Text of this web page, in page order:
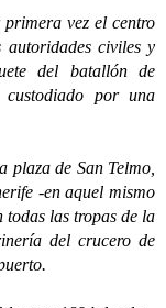
vez el centro
civiles y
del batallón de
por una
de San Telmo,
-en aquel mismo
las tropas de la
del crucero de